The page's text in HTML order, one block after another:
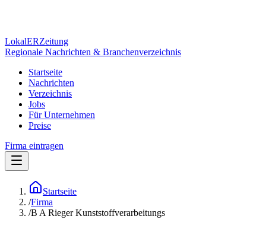
LokalERZeitung
Regionale Nachrichten & Branchenverzeichnis
Startseite
Nachrichten
Verzeichnis
Jobs
Für Unternehmen
Preise
Firma eintragen
Startseite
/Firma
/B A Rieger Kunststoffverarbeitungs